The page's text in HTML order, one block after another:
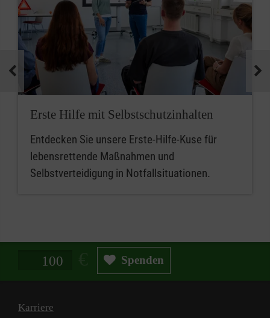
Erste Hilfe mit Selbstschutzinhalten
Entdecken Sie unsere Erste-Hilfe-Kuse für
lebensrettende Maßnahmen und
Selbstverteidigung in Notfallsituationen.
Spendenbetrag in Euro Spenden
Karriere